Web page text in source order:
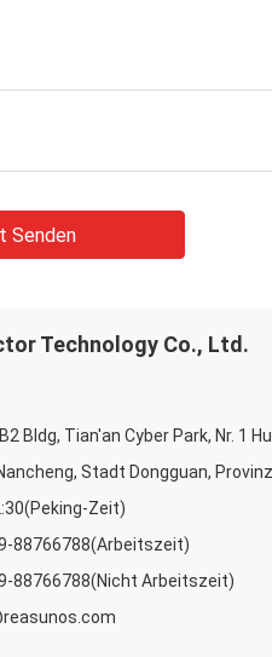
Senden
Technology Co., Ltd.
Bldg, Tian'an Cyber Park, Nr. 1
Stadt Dongguan,
Zeit)
88766788(Arbeitszeit)
88766788(Nicht Arbeitszeit)